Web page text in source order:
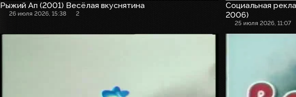
Рыжий Ап (2001) Весёлая вкуснятина
26 июля 2026, 15:38 2
Социальная
2006)
25 июля 2026, 11:07